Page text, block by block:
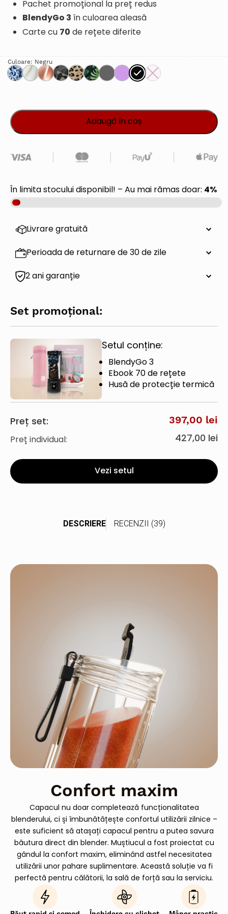
Pachet promoțional la preț redus
BlendyGo 3în culoarea aleasă
Carte cu70de rețete diferite
Culoare: Negru
Adaugă în coș
În limita stocului disponibil! – Au mai rămas doar: 4%
Livrare gratuită
Perioada de returnare de 30 de zile
2 ani garanție
Set promoțional:
Setul conține:
BlendyGo 3
Ebook 70 de rețete
Husă de protecție termică
Preț set: 397,00 lei
Preț individual: 427,00 lei
Vezi setul
DESCRIERE RECENZII (39)
Confort maxim
Capacul nu doar completează funcționalitatea
blenderului, ci și îmbunătățește confortul utilizării zilnice –
este suficient să atașați capacul pentru a putea savura
băutura direct din blender. Muștiucul a fost proiectat cu
gândul la confort maxim, eliminând astfel necesitatea
utilizării unor pahare suplimentare. Această soluție va fi
perfectă pentru călătorii, la sală de forță sau la serviciu.